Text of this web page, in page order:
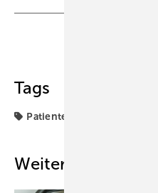
Tags
Patienten
Weitere Inhalte